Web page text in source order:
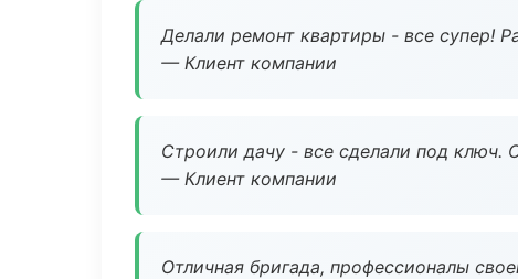
Делали ремонт квартиры - все супер!
— Клиент компании
Строили дачу - все сделали под ключ.
— Клиент компании
Отличная бригада, профессионалы